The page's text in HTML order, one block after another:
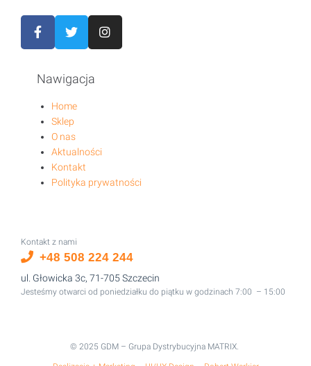
Nawigacja
Home
Sklep
O nas
Aktualności
Kontakt
Polityka prywatności
Kontakt z nami
+48 508 224 244
ul. Głowicka 3c, 71-705 Szczecin
Jesteśmy otwarci od poniedziałku do piątku w godzinach 7:00 – 15:00
© 2025 GDM – Grupa Dystrybucyjna MATRIX.